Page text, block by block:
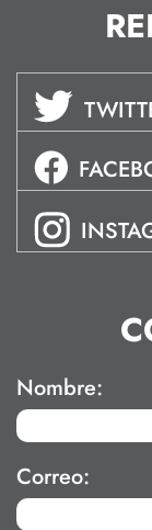
Nombre:
Correo: